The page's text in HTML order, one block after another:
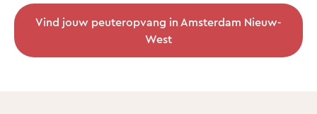
Vind jouw peuteropvang in Amsterdam Nieuw-
West